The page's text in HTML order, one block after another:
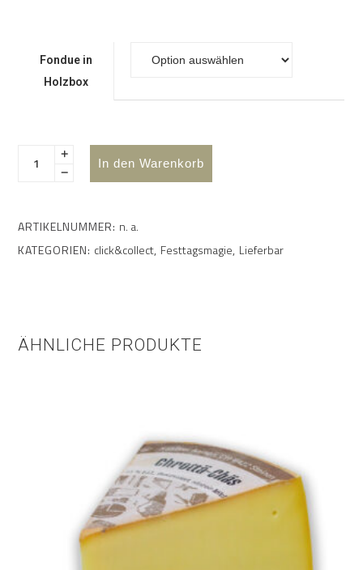
Fondue in
Holzbox
In den Warenkorb
ARTIKELNUMMER: n. a.
KATEGORIEN: click&collect, Festtagsmagie, Lieferbar
ÄHNLICHE PRODUKTE